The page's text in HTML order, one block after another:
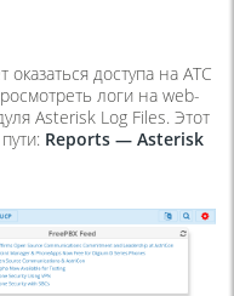
доступа на АТС
логи на web-
Asterisk Log Files. Этот
Reports — Asterisk